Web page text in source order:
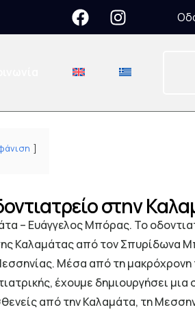
στην
– Ευάγγελος Μπόρας. Το
Καλαμάτας από τον Σπυρίδωνα
Μέσα από τη
έχουμε δημιουργήσει
από την Καλαμάτα, τη